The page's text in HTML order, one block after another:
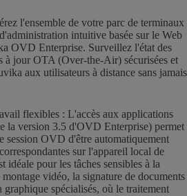
l'ensemble de votre parc de terminaux
intuitive basée sur le Web
OVD Enterprise. Surveillez l'état des
à jour OTA (Over-the-Air) sécurisées et
aux utilisateurs à distance sans jamais
flexibles : L'accès aux applications
la version 3.5 d'OVD Enterprise) permet
session OVD d'être automatiquement
sur l'appareil local de
idéale pour les tâches sensibles à la
montage vidéo, la signature de documents
spécialisés, où le traitement